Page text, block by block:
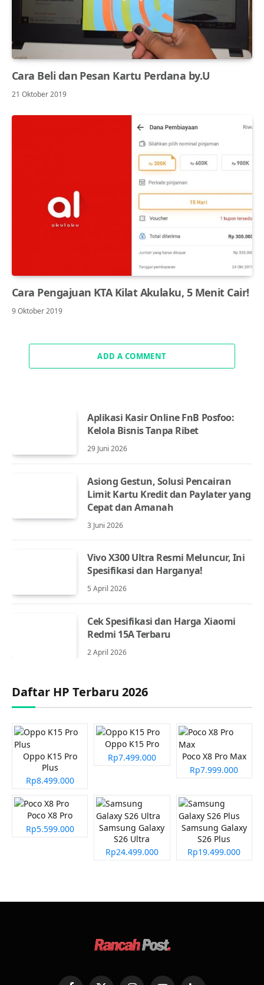
Cara Beli dan Pesan Kartu Perdana by.U
21 Oktober 2019
Cara Pengajuan KTA Kilat Akulaku, 5 Menit Cair!
9 Oktober 2019
ADD A COMMENT
Aplikasi Kasir Online FnB Posfoo:
Kelola Bisnis Tanpa Ribet
29 Juni 2026
Asiong Gestun, Solusi Pencairan
Limit Kartu Kredit dan Paylater yang
Cepat dan Amanah
3 Juni 2026
Vivo X300 Ultra Resmi Meluncur, Ini
Spesifikasi dan Harganya!
5 April 2026
Cek Spesifikasi dan Harga Xiaomi
Redmi 15A Terbaru
2 April 2026
Daftar HP Terbaru 2026
Oppo K15 Pro
Plus
Rp8.499.000
Oppo K15 Pro
Rp7.499.000
Poco X8 Pro Max
Rp7.999.000
Poco X8 Pro
Rp5.599.000
Samsung Galaxy
S26 Ultra
Rp24.499.000
Samsung Galaxy
S26 Plus
Rp19.499.000